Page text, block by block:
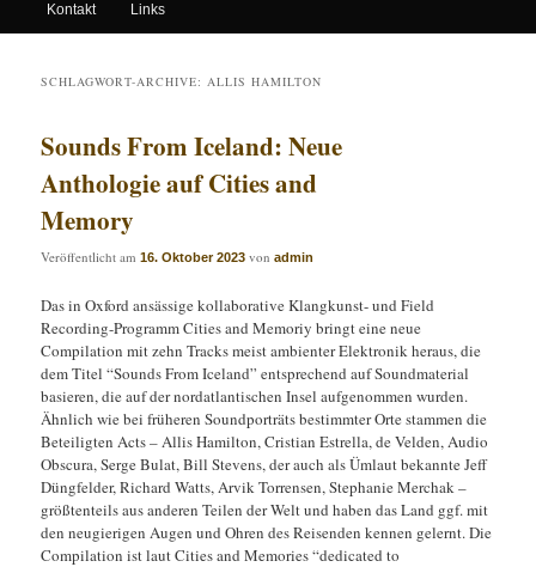
Kontakt Links
SCHLAGWORT-ARCHIVE:ALLIS HAMILTON
Sounds From Iceland: Neue
Anthologie auf Cities and
Memory
Veröffentlicht am16. Oktober 2023 vonadmin
Das in Oxford ansässige kollaborative Klangkunst- und Field
Recording-Programm Cities and Memoriy bringt eine neue
Compilation mit zehn Tracks meist ambienter Elektronik heraus, die
dem Titel “Sounds From Iceland” entsprechend auf Soundmaterial
basieren, die auf der nordatlantischen Insel aufgenommen wurden.
Ähnlich wie bei früheren Soundporträts bestimmter Orte stammen die
Beteiligten Acts – Allis Hamilton, Cristian Estrella, de Velden, Audio
Obscura, Serge Bulat, Bill Stevens, der auch als Ümlaut bekannte Jeff
Düngfelder, Richard Watts, Arvik Torrensen, Stephanie Merchak –
größtenteils aus anderen Teilen der Welt und haben das Land ggf. mit
den neugierigen Augen und Ohren des Reisenden kennen gelernt. Die
Compilation ist laut Cities and Memories “dedicated to